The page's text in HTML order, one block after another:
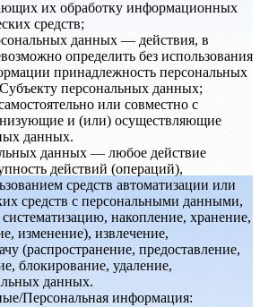
их обработку информационных
средств;
данных — действия, в
определить без использования
принадлежность персональных
персональных данных;
или совместно с
и (или) осуществляющие
данных.
данных — любое действие
действий (операций),
средств автоматизации или
средств с персональными данными,
накопление, хранение,
изменение), извлечение,
(распространение, предоставление,
блокирование, удаление,
данных.
Персональная информация: